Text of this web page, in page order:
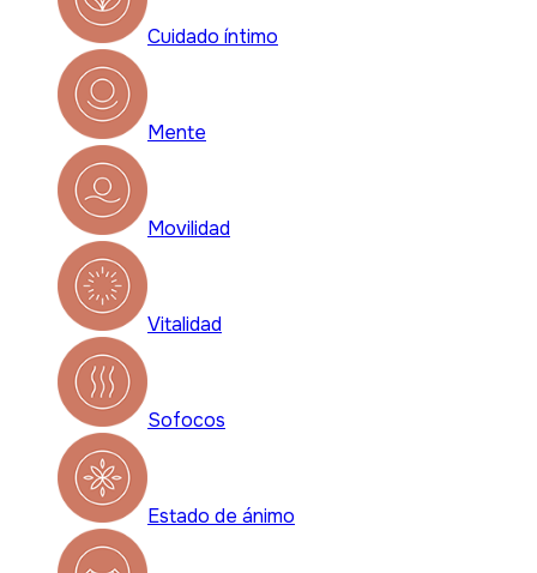
Cuidado íntimo
Mente
Movilidad
Vitalidad
Sofocos
Estado de ánimo